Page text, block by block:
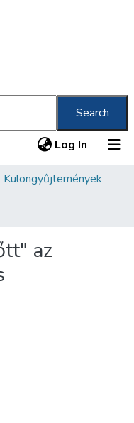
Search
Log In (current)
Különgyűjtemények
az